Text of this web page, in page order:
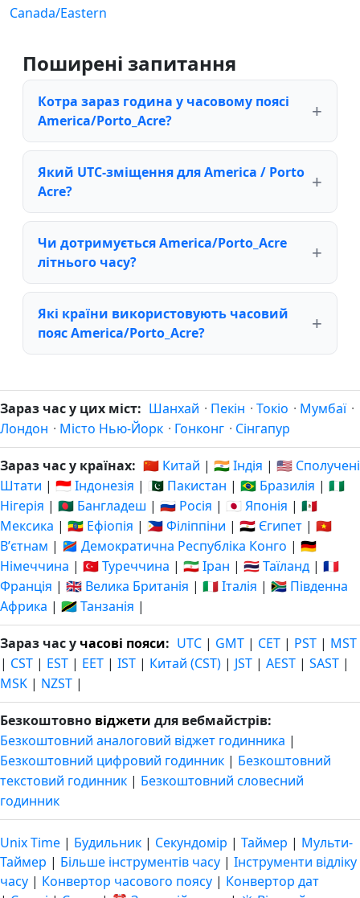
Canada/Eastern
Поширені запитання
Котра зараз година у часовому поясі
America/Porto_Acre?
Який UTC-зміщення для America / Porto
Acre?
Чи дотримується America/Porto_Acre
літнього часу?
Які країни використовують часовий
пояс America/Porto_Acre?
Зараз час у цих міст: Шанхай · Пекін · Токіо · Мумбаї ·
Лондон · Місто Нью-Йорк · Гонконг · Сінгапур
Зараз час у країнах: 🇨🇳 Китай | 🇮🇳 Індія | 🇺🇸 Сполучені
Штати | 🇮🇩 Індонезія | 🇵🇰 Пакистан | 🇧🇷 Бразилія | 🇳🇬
Нігерія | 🇧🇩 Бангладеш | 🇷🇺 Росія | 🇯🇵 Японія | 🇲🇽
Мексика | 🇪🇹 Ефіопія | 🇵🇭 Філіппіни | 🇪🇬 Єгипет | 🇻🇳
Вʼєтнам | 🇨🇩 Демократична Республіка Конго | 🇩🇪
Німеччина | 🇹🇷 Туреччина | 🇮🇷 Іран | 🇹🇭 Таїланд | 🇫🇷
Франція | 🇬🇧 Велика Британія | 🇮🇹 Італія | 🇿🇦 Південна
Африка | 🇹🇿 Танзанія |
Зараз час у часові пояси: UTC | GMT | CET | PST | MST
| CST | EST | EET | IST | Китай (CST) | JST | AEST | SAST |
MSK | NZST |
Безкоштовно віджети для вебмайстрів:
Безкоштовний аналоговий віджет годинника |
Безкоштовний цифровий годинник | Безкоштовний
текстовий годинник | Безкоштовний словесний
годинник
Unix Time | Будильник | Секундомір | Таймер | Мульти-
Таймер | Більше інструментів часу | Інструменти відліку
часу | Конвертор часового поясу | Конвертор дат